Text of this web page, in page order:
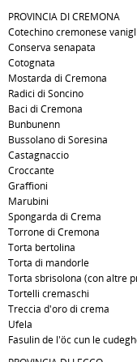
PROVINCIA DI CREMONA
Cotechino cremonese
Conserva senapata
Cotognata
Mostarda di Cremona
Radici di Soncino
Baci di Cremona
Bunbunenn
Bussolano di Soresina
Castagnaccio
Croccante
Graffioni
Marubini
Spongarda di Crema
Torrone di Cremona
Torta bertolina
Torta di mandorle
Torta sbrisolona (con altre
Tortelli cremaschi
Treccia d'oro di crema
Ufela
Fasulin de l'öc cun le